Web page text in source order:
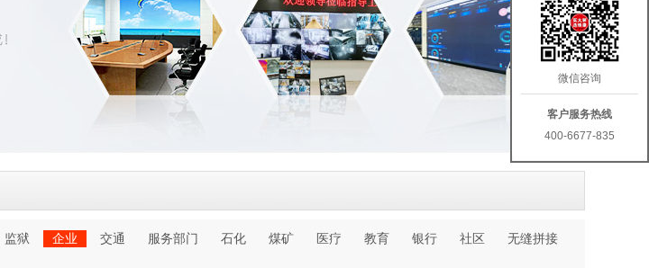
监狱 企业 交通 服务部门 石化 煤矿 医疗 教育 银行 社区
无缝拼接
微信咨询
客户服务热线
400-6677-835